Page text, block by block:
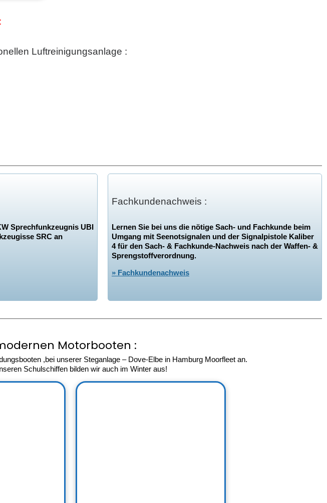
Luftreinigungsanlage :
Sprechfunkzeugnis UBI
SRC an
Fachkundenachweis :
Lernen Sie bei uns die nötige Sach- und Fachkunde beim
Umgang mit Seenotsignalen und der Signalpistole Kaliber
4 für den Sach- & Fachkunde-Nachweis nach der Waffen- &
Sprengstoffverordnung.
» Fachkundenachweis
Motorbooten :
,bei unserer Steganlage – Dove-Elbe in Hamburg Moorfleet an.
Schulschiffen bilden wir auch im Winter aus!